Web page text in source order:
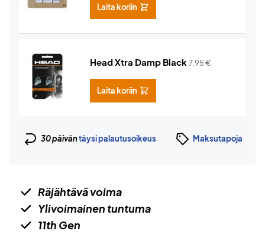
Laita koriin
Head Xtra Damp Black7,95€
Laita koriin
30 päiväntäysi palautusoikeus Maksutapoja
Räjähtävä voima
Ylivoimainen tuntuma
11th Gen